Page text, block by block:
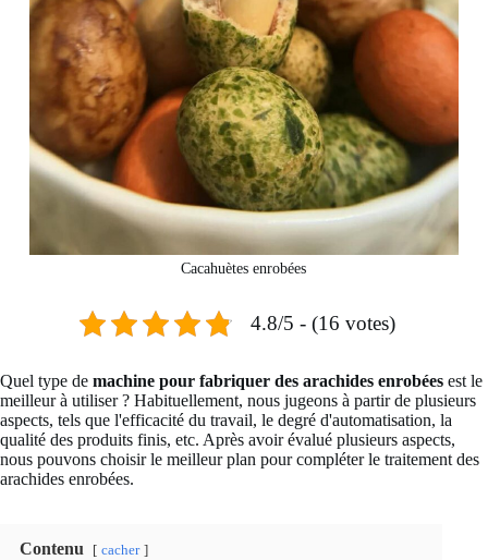
Cacahuètes enrobées
4.8/5 - (16 votes)
Quel type de machine pour fabriquer des arachides enrobées est le
meilleur à utiliser ? Habituellement, nous jugeons à partir de plusieurs
aspects, tels que l'efficacité du travail, le degré d'automatisation, la
qualité des produits finis, etc. Après avoir évalué plusieurs aspects,
nous pouvons choisir le meilleur plan pour compléter le traitement des
arachides enrobées.
Contenu cacher